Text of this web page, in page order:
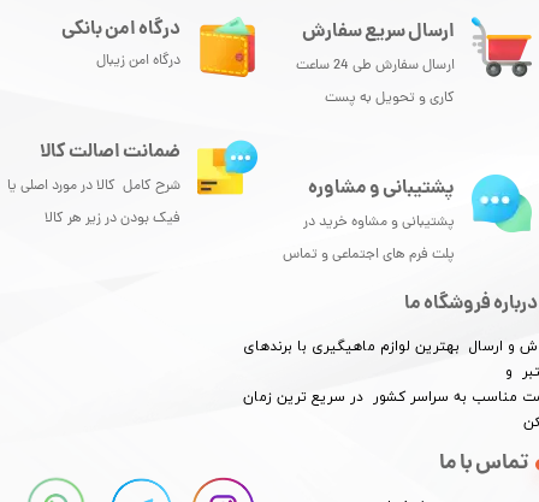
ارسال سریع سفارش
ارسال سفارش طی 24 ساعت
کاری و تحویل به پست
درباره فروشگاه ما
و ارسال بهترین لوازم ماهیگیری با برندهای
و
مناسب به سراسر کشور در سریع ترین زمان
تماس با ما
درگاه امن بانکی
درگاه امن زیبال
پشتیبانی و مشاوره
پشتیبانی و مشاوه خرید در
پلت فرم های اجتماعی و تماس
ضمانت اصالت کالا
شرح کامل کالا در مورد اصلی یا
فیک بودن در زیر هر کالا